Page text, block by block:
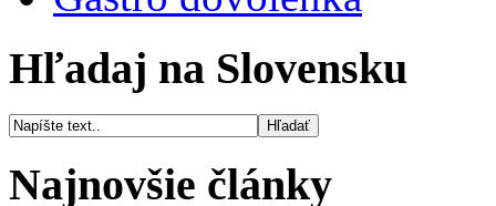
Hľadaj na Slovensku
Najnovšie články